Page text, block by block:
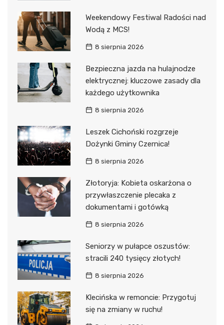
Weekendowy Festiwal Radości nad
Wodą z MCS!
8 sierpnia 2026
Bezpieczna jazda na hulajnodze
elektrycznej: kluczowe zasady dla
każdego użytkownika
8 sierpnia 2026
Leszek Cichoński rozgrzeje
Dożynki Gminy Czernica!
8 sierpnia 2026
Złotoryja: Kobieta oskarżona o
przywłaszczenie plecaka z
dokumentami i gotówką
8 sierpnia 2026
Seniorzy w pułapce oszustów:
stracili 240 tysięcy złotych!
8 sierpnia 2026
Klecińska w remoncie: Przygotuj
się na zmiany w ruchu!